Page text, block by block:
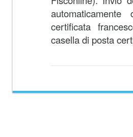
certificata
casella di posta